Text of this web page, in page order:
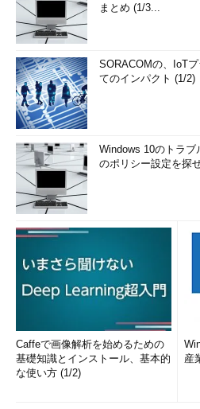
まとめ (1/3...
SORACOMの、IoT
てのインパクト (1/2)
Windows 10のトラ
のポリシー設定を探
Caffeで画像解析を始めるための
基礎知識とインストール、基本的
な使い方 (1/2)
産